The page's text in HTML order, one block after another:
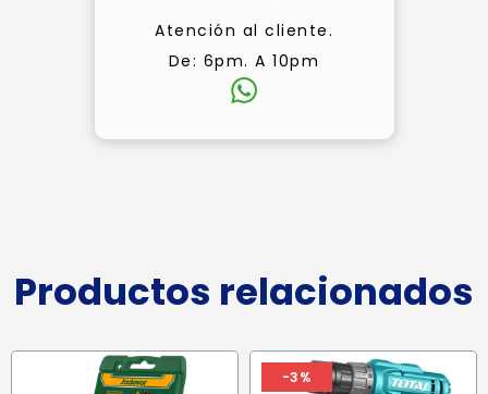
Atención al cliente.
De: 6pm. A 10pm
Productos relacionados
-3%